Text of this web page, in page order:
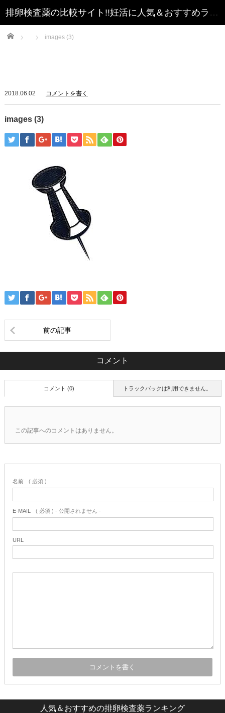
Home images (3)
2018.06.02 コメントを書く
images (3)
前の記事
コメント
トラックバックは利用できません。
コメント (0)
この記事へのコメントはありません。
名前 ( 必須 )
E-MAIL ( 必須 ) - 公開されません -
URL
人気＆おすすめの排卵検査薬ランキング